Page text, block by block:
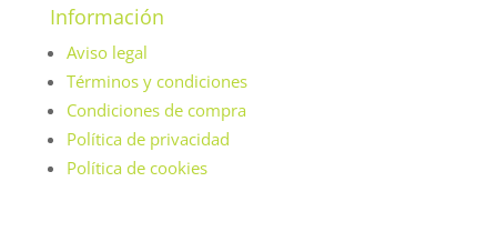
Información
Aviso legal
Términos y condiciones
Condiciones de compra
Política de privacidad
Política de cookies